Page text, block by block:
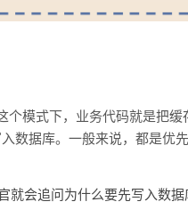
个模式下，业务代码就是把
数据库。一般来说，都是优先
会追问为什么要先写入数据